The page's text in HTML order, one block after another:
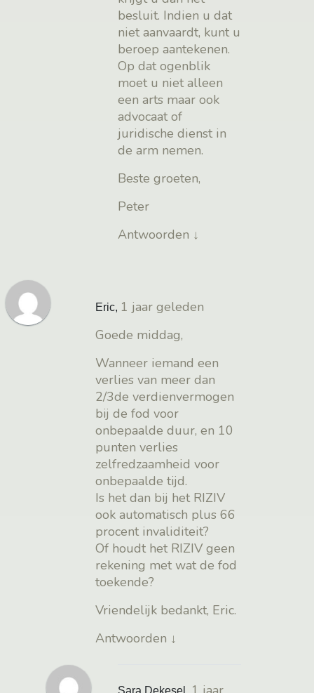
besluit. Indien u dat
niet aanvaardt, kunt u
beroep aantekenen.
Op dat ogenblik
moet u niet alleen
een arts maar ook
advocaat of
juridische dienst in
de arm nemen.
Beste groeten,
Peter
Antwoorden ↓
Eric, 1 jaar geleden
Goede middag,
Wanneer iemand een
verlies van meer dan
2/3de verdienvermogen
bij de fod voor
onbepaalde duur, en 10
punten verlies
zelfredzaamheid voor
onbepaalde tijd.
Is het dan bij het RIZIV
ook automatisch plus 66
procent invaliditeit?
Of houdt het RIZIV geen
rekening met wat de fod
toekende?
Vriendelijk bedankt, Eric.
Antwoorden ↓
Sara Dekesel